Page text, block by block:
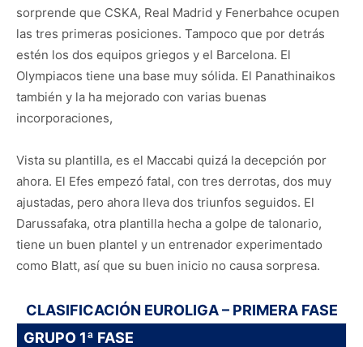
sorprende que CSKA, Real Madrid y Fenerbahce ocupen
las tres primeras posiciones. Tampoco que por detrás
estén los dos equipos griegos y el Barcelona. El
Olympiacos tiene una base muy sólida. El Panathinaikos
también y la ha mejorado con varias buenas
incorporaciones,
Vista su plantilla, es el Maccabi quizá la decepción por
ahora. El Efes empezó fatal, con tres derrotas, dos muy
ajustadas, pero ahora lleva dos triunfos seguidos. El
Darussafaka, otra plantilla hecha a golpe de talonario,
tiene un buen plantel y un entrenador experimentado
como Blatt, así que su buen inicio no causa sorpresa.
CLASIFICACIÓN EUROLIGA – PRIMERA FASE
GRUPO 1ª FASE